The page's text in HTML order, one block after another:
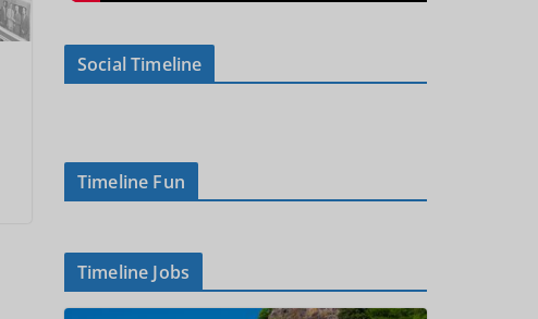
Social Timeline
Timeline Fun
Timeline Jobs